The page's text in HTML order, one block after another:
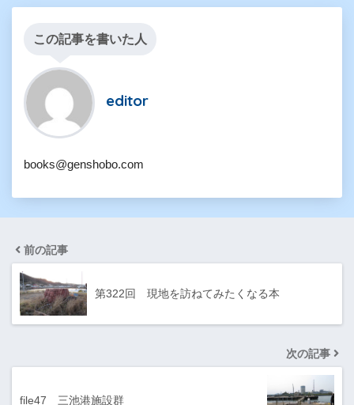
この記事を書いた人
editor
books@genshobo.com
前の記事
第322回 現地を訪ねてみたくなる本
次の記事
file47 三池港施設群